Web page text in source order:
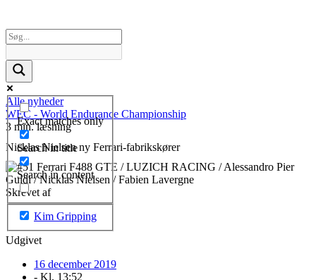
Exact matches only
Search in title
Search in content
Alle nyheder
WEC - World Endurance Championship
3 min. læsning
Nicklas Nielsen ny Ferrari-fabrikskører
Skrevet af
Kim Gripping
Udgivet
16 december 2019
- Kl. 13:52